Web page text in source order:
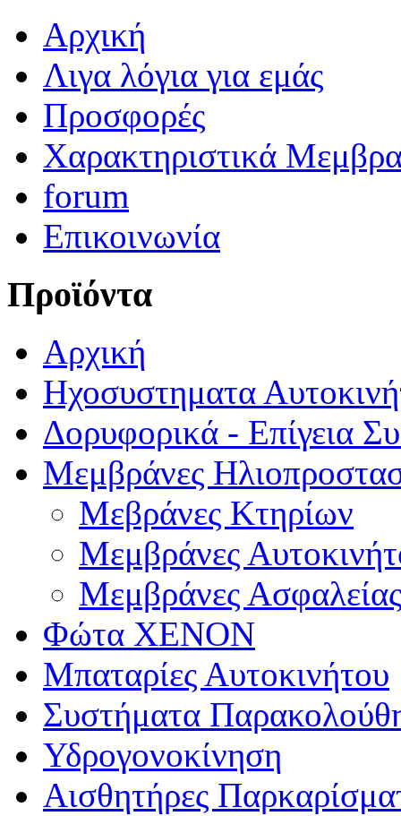
Αρχική
Λιγα λόγια για εμάς
Προσφορές
Χαρακτηριστικά
forum
Επικοινωνία
Προϊόντα
Αρχική
Ηχοσυστηματα
Δορυφορικά - Επίγεια
Μεμβράνες
Μεβράνες Κτηρίων
Μεμβράνες
Μεμβράνες Ασφαλείας
Φώτα XENON
Μπαταρίες Αυτοκινήτου
Συστήματα
Υδρογονοκίνηση
Αισθητήρες